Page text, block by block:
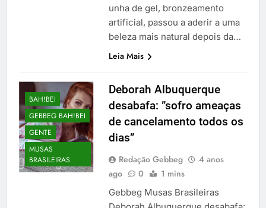
unha de gel, bronzeamento
artificial, passou a aderir a uma
beleza mais natural depois da…
Leia Mais
BAH!BEI
GEBBEG BAH!BEI
GENTE
MUSAS
BRASILEIRAS
Deborah Albuquerque
desabafa: ”sofro ameaças
de cancelamento todos os
dias”
Redação Gebbeg
4 anos
ago
0 1 mins
Gebbeg Musas Brasileiras